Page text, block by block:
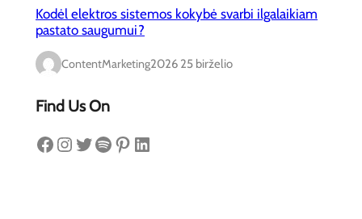
Kodėl elektros sistemos kokybė svarbi ilgalaikiam
pastato saugumui?
ContentMarketing2026 25 birželio
Find Us On
Facebook Instagram Twitter Spotify Pinterest LinkedIn